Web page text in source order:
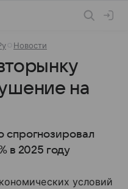
Новости
на
спрогнозировал
в 2025 году
условий